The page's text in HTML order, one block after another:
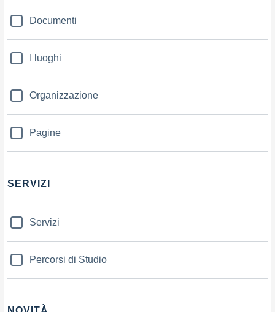
Documenti
I luoghi
Organizzazione
Pagine
SERVIZI
Servizi
Percorsi di Studio